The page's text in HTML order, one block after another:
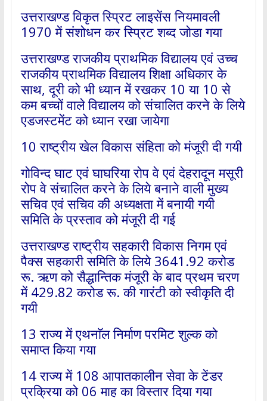
उत्तराखण्ड विकृत स्प्रिट लाइसेंस नियमावली
1970 में संशोधन कर स्प्रिट शब्द जोडा गया
उत्तराखण्ड राजकीय प्राथमिक विद्यालय एवं उच्च
राजकीय प्राथमिक विद्यालय शिक्षा अधिकार के
साथ, दूरी को भी ध्यान में रखकर 10 या 10 से
कम बच्चों वाले विद्यालय को संचालित करने के लिये
एडजस्टमेंट को ध्यान रखा जायेगा
10 राष्ट्रीय खेल विकास संहिता को मंजूरी दी गयी
गोविन्द घाट एवं घाघरिया रोप वे एवं देहरादून मसूरी
रोप वे संचालित करने के लिये बनाने वाली मुख्य
सचिव एवं सचिव की अध्यक्षता में बनायी गयी
समिति के प्रस्ताव को मंजूरी दी गई
उत्तराखण्ड राष्ट्रीय सहकारी विकास निगम एवं
पैक्स सहकारी समिति के लिये 3641.92 करोड
रू. ऋण को सैद्धान्तिक मंजूरी के बाद प्रथम चरण
में 429.82 करोड रू. की गारंटी को स्वीकृति दी
गयी
13 राज्य में एथनाॅल निर्माण परमिट शुल्क को
समाप्त किया गया
14 राज्य में 108 आपातकालीन सेवा के टेंडर
प्रक्रिया को 06 माह का विस्तार दिया गया